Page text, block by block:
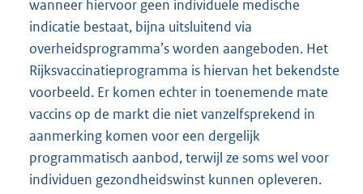
wanneer hiervoor geen individuele medische
indicatie bestaat, bijna uitsluitend via
overheidsprogramma’s worden aangeboden. Het
Rijksvaccinatieprogramma is hiervan het bekendste
voorbeeld. Er komen echter in toenemende mate
vaccins op de markt die niet vanzelfsprekend in
aanmerking komen voor een dergelijk
programmatisch aanbod, terwijl ze soms wel voor
individuen gezondheidswinst kunnen opleveren.